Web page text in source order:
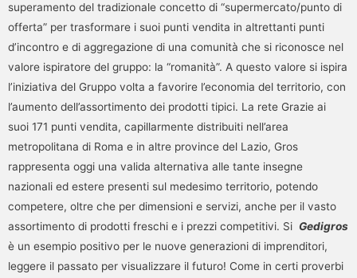
superamento del tradizionale concetto di “supermercato/punto di
offerta” per trasformare i suoi punti vendita in altrettanti punti
d’incontro e di aggregazione di una comunità che si riconosce nel
valore ispiratore del gruppo: la “romanità”. A questo valore si ispira
l’iniziativa del Gruppo volta a favorire l’economia del territorio, con
l’aumento dell’assortimento dei prodotti tipici. La rete Grazie ai
suoi 171 punti vendita, capillarmente distribuiti nell’area
metropolitana di Roma e in altre province del Lazio, Gros
rappresenta oggi una valida alternativa alle tante insegne
nazionali ed estere presenti sul medesimo territorio, potendo
competere, oltre che per dimensioni e servizi, anche per il vasto
assortimento di prodotti freschi e i prezzi competitivi. Si Gedigros
è un esempio positivo per le nuove generazioni di imprenditori,
leggere il passato per visualizzare il futuro! Come in certi proverbi